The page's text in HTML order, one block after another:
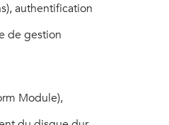
authentification
de gestion
Module),